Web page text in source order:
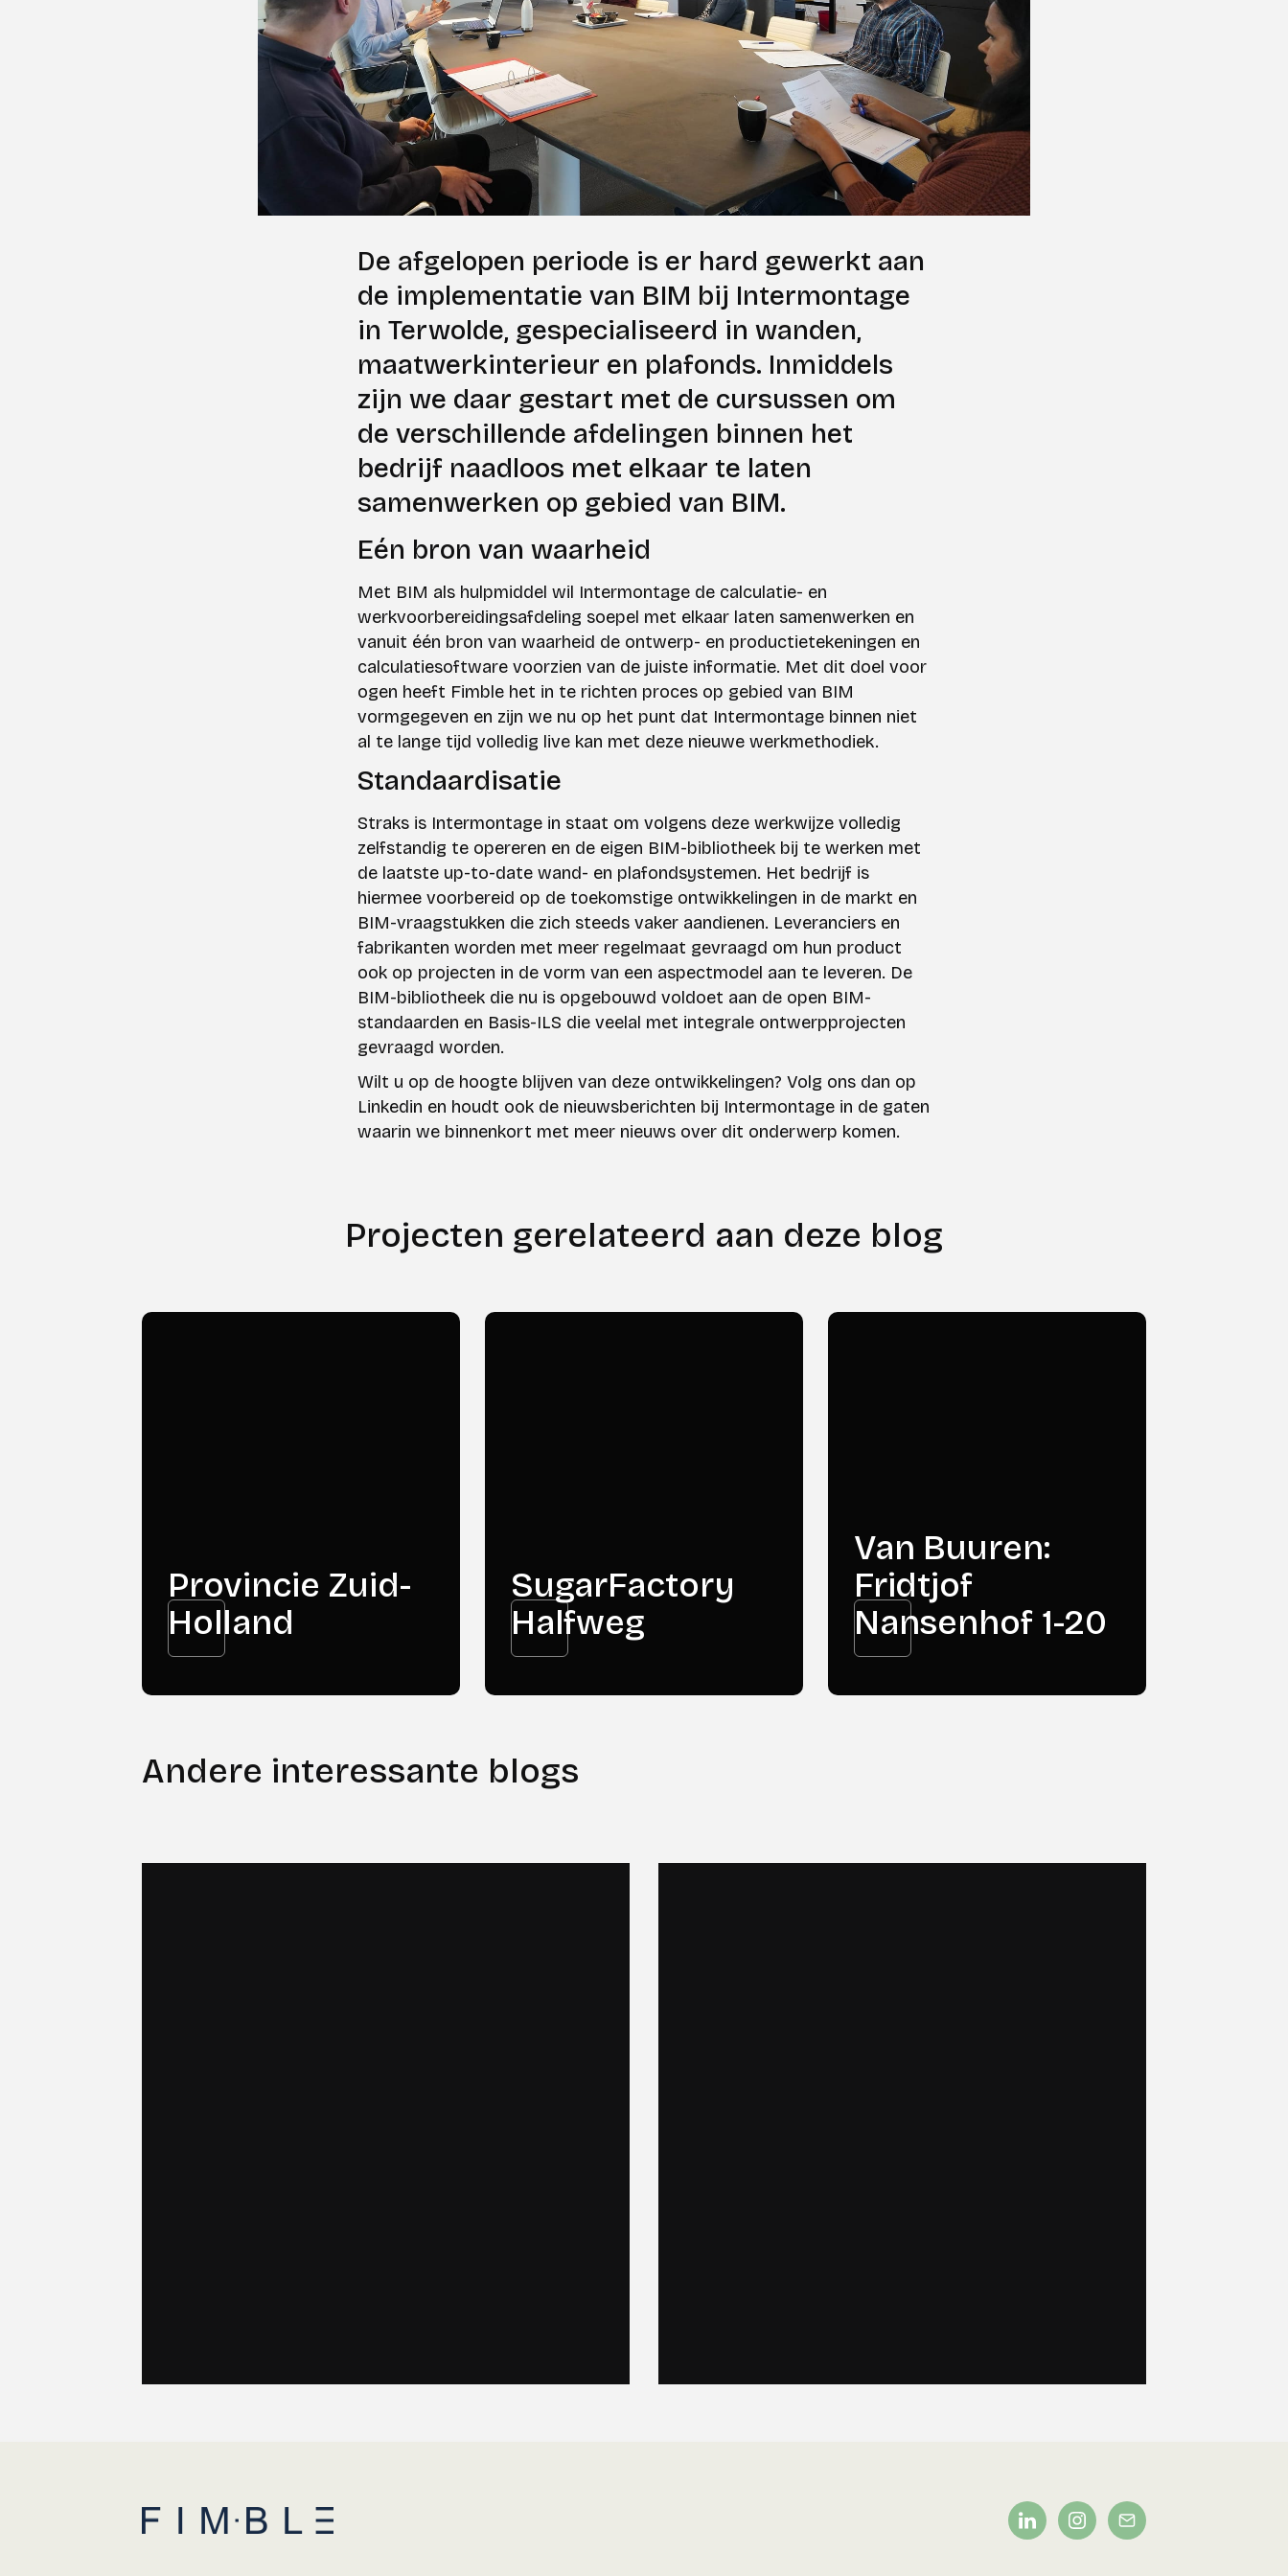
De afgelopen periode is er hard gewerkt aan
de implementatie van BIM bij Intermontage
in Terwolde, gespecialiseerd in wanden,
maatwerkinterieur en plafonds. Inmiddels
zijn we daar gestart met de cursussen om
de verschillende afdelingen binnen het
bedrijf naadloos met elkaar te laten
samenwerken op gebied van BIM.
Eén bron van waarheid
Met BIM als hulpmiddel wil Intermontage de calculatie- en
werkvoorbereidingsafdeling soepel met elkaar laten samenwerken en
vanuit één bron van waarheid de ontwerp- en productietekeningen en
calculatiesoftware voorzien van de juiste informatie. Met dit doel voor
ogen heeft Fimble het in te richten proces op gebied van BIM
vormgegeven en zijn we nu op het punt dat Intermontage binnen niet
al te lange tijd volledig live kan met deze nieuwe werkmethodiek.
Standaardisatie
Straks is Intermontage in staat om volgens deze werkwijze volledig
zelfstandig te opereren en de eigen BIM-bibliotheek bij te werken met
de laatste up-to-date wand- en plafondsystemen. Het bedrijf is
hiermee voorbereid op de toekomstige ontwikkelingen in de markt en
BIM-vraagstukken die zich steeds vaker aandienen. Leveranciers en
fabrikanten worden met meer regelmaat gevraagd om hun product
ook op projecten in de vorm van een aspectmodel aan te leveren. De
BIM-bibliotheek die nu is opgebouwd voldoet aan de open BIM-
standaarden en Basis-ILS die veelal met integrale ontwerpprojecten
gevraagd worden.
Wilt u op de hoogte blijven van deze ontwikkelingen? Volg ons dan op
Linkedin en houdt ook de nieuwsberichten bij Intermontage in de gaten
waarin we binnenkort met meer nieuws over dit onderwerp komen.
Projecten gerelateerd aan deze blog
Provincie Zuid-
Holland
SugarFactory
Halfweg
Van Buuren:
Fridtjof
Nansenhof 1-20
Andere interessante blogs